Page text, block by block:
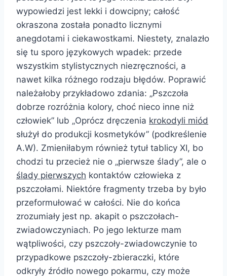
wypowiedzi jest lekki i dowcipny; całość
okraszona została ponadto licznymi
anegdotami i ciekawostkami. Niestety, znalazło
się tu sporo językowych wpadek: przede
wszystkim stylistycznych niezręczności, a
nawet kilka różnego rodzaju błędów. Poprawić
należałoby przykładowo zdania: „Pszczoła
dobrze rozróżnia kolory, choć nieco inne niż
człowiek” lub „Oprócz dręczenia krokodyli miód
służył do produkcji kosmetyków” (podkreślenie
A.W). Zmieniłabym również tytuł tablicy XI, bo
chodzi tu przecież nie o „pierwsze ślady”, ale o
ślady pierwszych kontaktów człowieka z
pszczołami. Niektóre fragmenty trzeba by było
przeformułować w całości. Nie do końca
zrozumiały jest np. akapit o pszczołach-
zwiadowczyniach. Po jego lekturze mam
wątpliwości, czy pszczoły-zwiadowczynie to
przypadkowe pszczoły-zbieraczki, które
odkryły źródło nowego pokarmu, czy może